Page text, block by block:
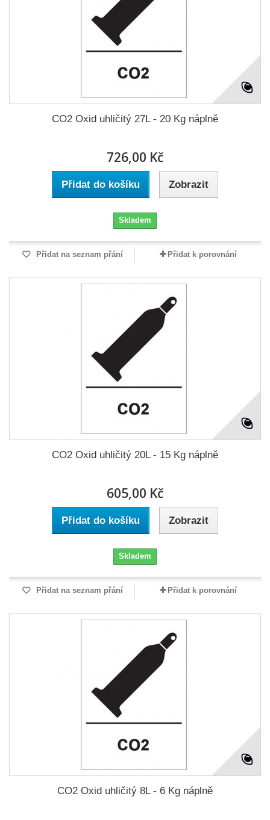
CO2 Oxid uhličitý 27L - 20 Kg náplně
726,00 Kč
Přidat do košíku Zobrazit
Skladem
Přidat na seznam přání Přidat k porovnání
CO2 Oxid uhličitý 20L - 15 Kg náplně
605,00 Kč
Přidat do košíku Zobrazit
Skladem
Přidat na seznam přání Přidat k porovnání
CO2 Oxid uhličitý 8L - 6 Kg náplně